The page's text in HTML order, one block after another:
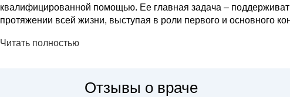
квалифицированной помощью. Ее главная задача –
протяжении всей жизни, выступая в роли первого и основного
широкого спектра ...
Читать полностью
Отзывы о враче